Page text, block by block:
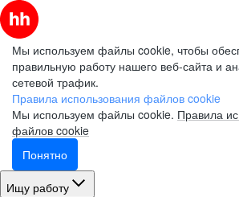
Мы используем файлы cookie, чтобы
правильную работу нашего веб-сайта и
сетевой трафик.
Правила использования файлов cookie
Мы используем файлы cookie. Правила
файлов cookie
Понятно
Ищу работу